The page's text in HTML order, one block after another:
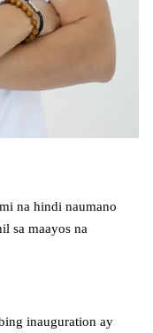
na hindi naumano
sa maayos na
inauguration ay